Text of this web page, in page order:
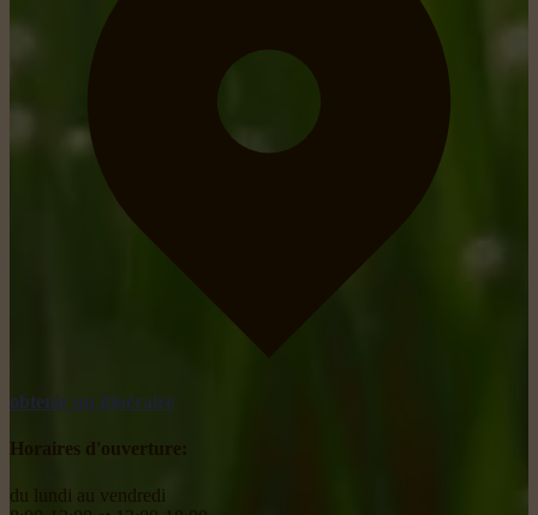
obtenir un itinéraire
Horaires d'ouverture:
du lundi au vendredi